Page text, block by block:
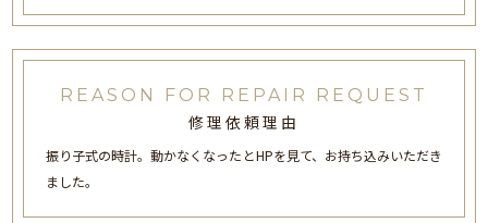
REASON FOR REPAIR REQUEST
修理依頼理由
振り子式の時計。動かなくなったとHPを見て、お持ち込みいただき
ました。